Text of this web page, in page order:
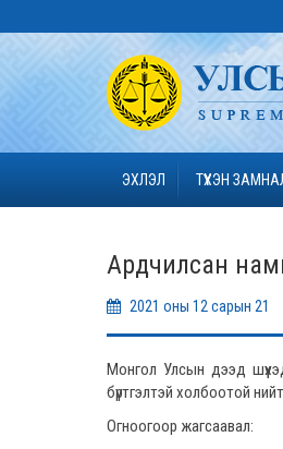
ЭХЛЭЛ ТҮҮХЭН
Ардчилсан
2021 оны 12 сарын 21
Монгол Улсын дээд
бүртгэлтэй холбоотой
Огноогоор жагсаавал: